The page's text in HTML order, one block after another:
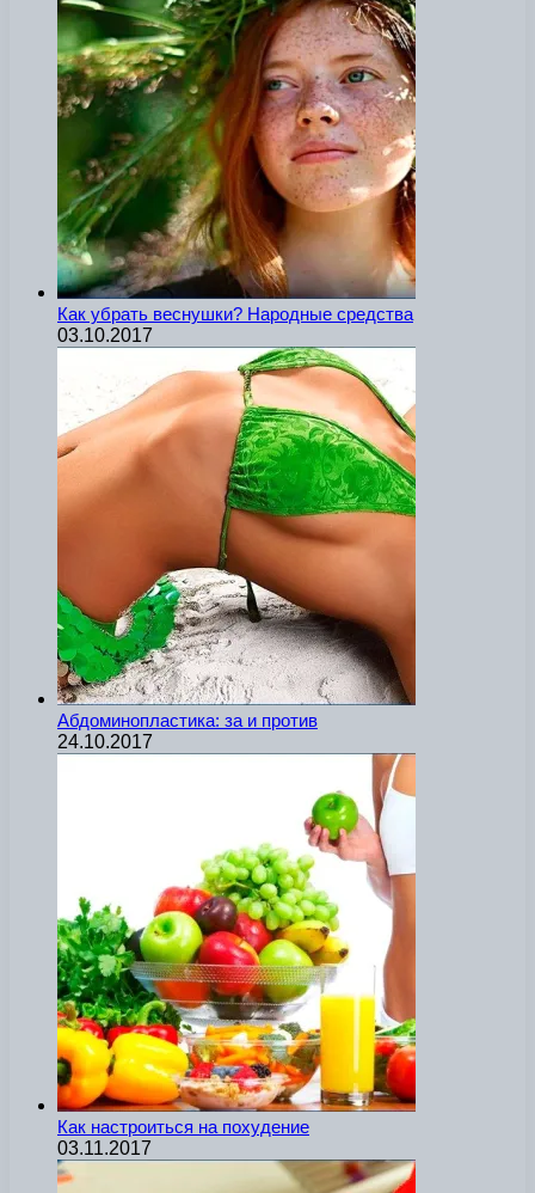
Как убрать веснушки? Народные средства
03.10.2017
Абдоминопластика: за и против
24.10.2017
Как настроиться на похудение
03.11.2017